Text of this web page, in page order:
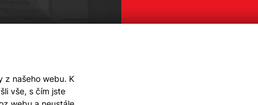
z našeho webu. K
vše, s čím jste